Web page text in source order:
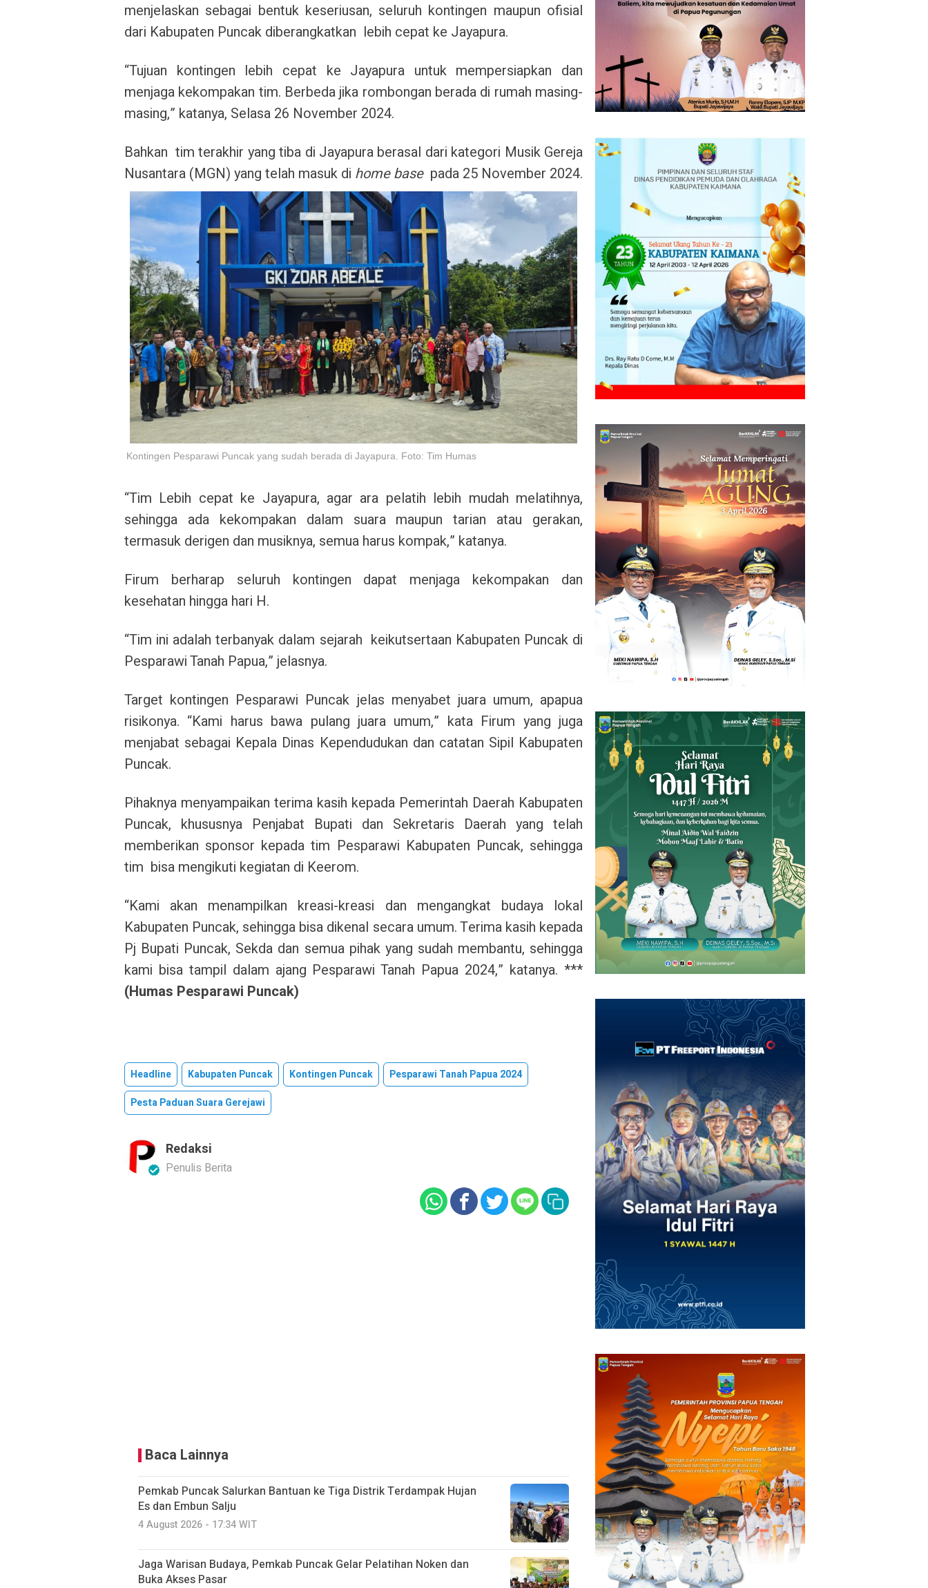
menjelaskan sebagai bentuk keseriusan, seluruh kontingen maupun ofisial
dari Kabupaten Puncak diberangkatkan lebih cepat ke Jayapura.
“Tujuan kontingen lebih cepat ke Jayapura untuk mempersiapkan dan
menjaga kekompakan tim. Berbeda jika rombongan berada di rumah masing-
masing,” katanya, Selasa 26 November 2024.
Bahkan tim terakhir yang tiba di Jayapura berasal dari kategori Musik Gereja
Nusantara (MGN) yang telah masuk di home base pada 25 November 2024.
Kontingen Pesparawi Puncak yang sudah berada di Jayapura. Foto: Tim Humas
“Tim Lebih cepat ke Jayapura, agar ara pelatih lebih mudah melatihnya,
sehingga ada kekompakan dalam suara maupun tarian atau gerakan,
termasuk derigen dan musiknya, semua harus kompak,” katanya.
Firum berharap seluruh kontingen dapat menjaga kekompakan dan
kesehatan hingga hari H.
“Tim ini adalah terbanyak dalam sejarah keikutsertaan Kabupaten Puncak di
Pesparawi Tanah Papua,” jelasnya.
Target kontingen Pesparawi Puncak jelas menyabet juara umum, apapua
risikonya. “Kami harus bawa pulang juara umum,” kata Firum yang juga
menjabat sebagai Kepala Dinas Kependudukan dan catatan Sipil Kabupaten
Puncak.
Pihaknya menyampaikan terima kasih kepada Pemerintah Daerah Kabupaten
Puncak, khususnya Penjabat Bupati dan Sekretaris Daerah yang telah
memberikan sponsor kepada tim Pesparawi Kabupaten Puncak, sehingga
tim bisa mengikuti kegiatan di Keerom.
“Kami akan menampilkan kreasi-kreasi dan mengangkat budaya lokal
Kabupaten Puncak, sehingga bisa dikenal secara umum. Terima kasih kepada
Pj Bupati Puncak, Sekda dan semua pihak yang sudah membantu, sehingga
kami bisa tampil dalam ajang Pesparawi Tanah Papua 2024,” katanya. ***
(Humas Pesparawi Puncak)
Headline Kabupaten Puncak Kontingen Puncak
Pesparawi Tanah Papua 2024
Pesta Paduan Suara Gerejawi
Redaksi
Penulis Berita
Baca Lainnya
Pemkab Puncak Salurkan Bantuan ke Tiga Distrik Terdampak Hujan
Es dan Embun Salju
4 August 2026 - 17:34 WIT
Jaga Warisan Budaya, Pemkab Puncak Gelar Pelatihan Noken dan
Buka Akses Pasar